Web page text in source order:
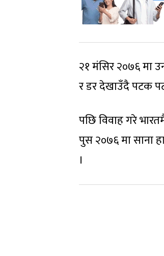
२१ मंसिर २०७६ मा
र डर देखाउँदै पटक
पछि विवाह गरे
पुस २०७६ मा साना
।